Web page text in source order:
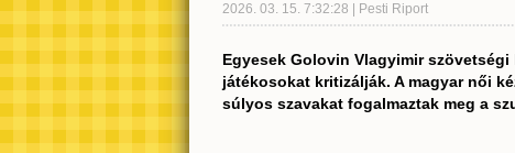
2026. 03. 15. 7:32:28 | Pesti Riport
Egyesek Golovin Vlagyimir
játékosokat kritizálják. A magyar női
súlyos szavakat fogalmaztak meg a